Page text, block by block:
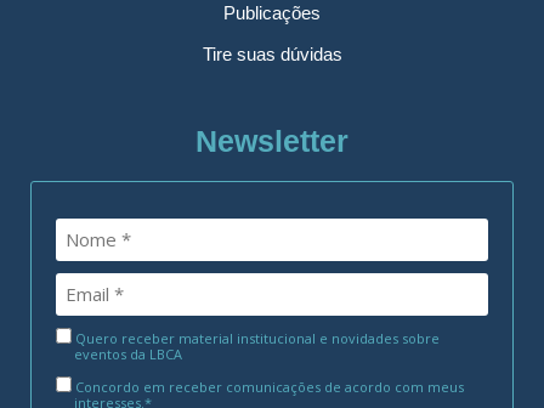
Publicações
Tire suas dúvidas
Newsletter
Quero receber material institucional e novidades sobre
eventos da LBCA
Concordo em receber comunicações de acordo com meus
interesses.*